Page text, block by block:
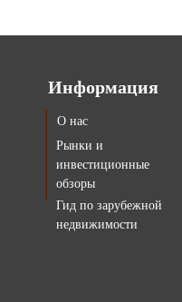
Информация
Гид по зарубежной
недвижимости
О нас
Рынки и
инвестиционные
обзоры